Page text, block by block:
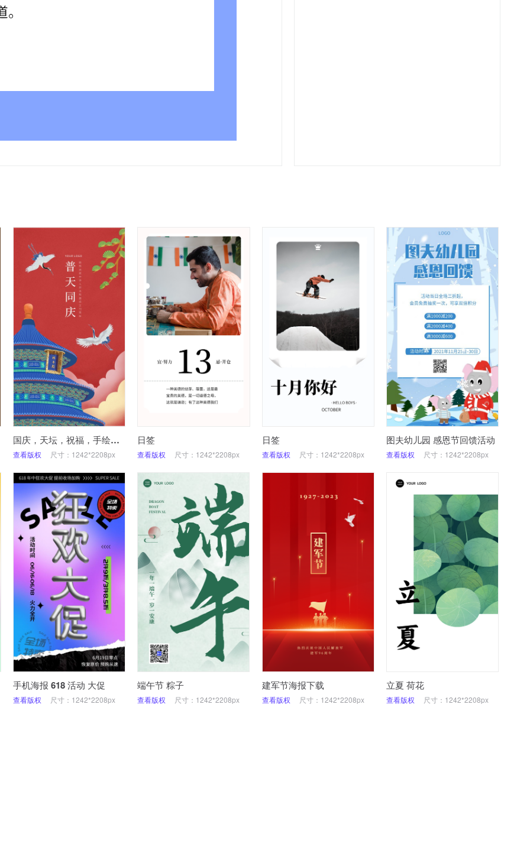
国庆，天坛，祝福，手绘，手机海报
查看版权 尺寸：1242*2208px
日签
查看版权 尺寸：1242*2208px
日签
查看版权 尺寸：1242*2208px
图夫幼儿园 感恩节回馈活动
查看版权 尺寸：1242*2208px
手机海报 618 活动 大促
查看版权 尺寸：1242*2208px
端午节 粽子
查看版权 尺寸：1242*2208px
建军节海报下载
查看版权 尺寸：1242*2208px
立夏 荷花
查看版权 尺寸：1242*2208px